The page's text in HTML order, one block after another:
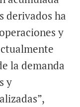
derivados ha
y
la demanda
y